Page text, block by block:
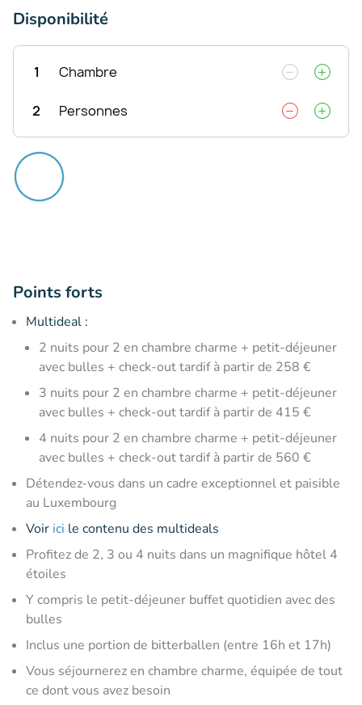
Disponibilité
1 Chambre
2 Personnes
Points forts
Multideal :
2 nuits pour 2 en chambre charme + petit-déjeuner
avec bulles + check-out tardif à partir de 258 €
3 nuits pour 2 en chambre charme + petit-déjeuner
avec bulles + check-out tardif à partir de 415 €
4 nuits pour 2 en chambre charme + petit-déjeuner
avec bulles + check-out tardif à partir de 560 €
Détendez-vous dans un cadre exceptionnel et paisible
au Luxembourg
Voir ici le contenu des multideals
Profitez de 2, 3 ou 4 nuits dans un magnifique hôtel 4
étoiles
Y compris le petit-déjeuner buffet quotidien avec des
bulles
Inclus une portion de bitterballen (entre 16h et 17h)
Vous séjournerez en chambre charme, équipée de tout
ce dont vous avez besoin